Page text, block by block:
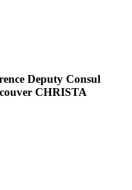
Deputy Consul
CHRISTA